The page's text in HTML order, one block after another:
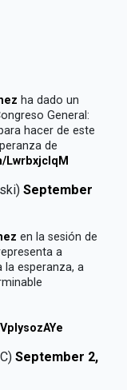
ha dado un
General:
hacer de este
de
LwrbxjclqM
September
en la sesión de
a
la esperanza, a
September 2,